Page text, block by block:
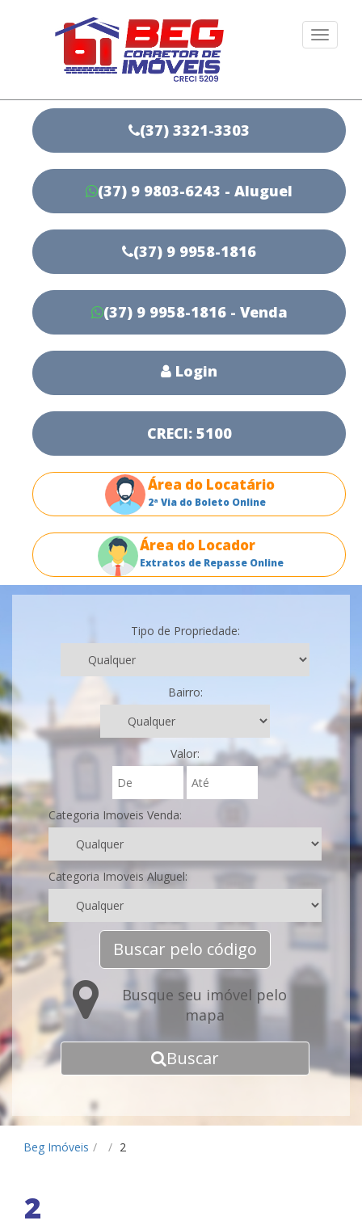
(37) 3321-3303
(37) 9 9803-6243 - Aluguel
(37) 9 9958-1816
(37) 9 9958-1816 - Venda
Login
CRECI: 5100
Área do Locatário
2ª Via do Boleto Online
Área do Locador
Extratos de Repasse Online
Tipo de Propriedade:
Bairro:
Valor:
Categoria Imoveis Venda:
Categoria Imoveis Aluguel:
Buscar pelo código
Busque seu imóvel pelo
mapa
Buscar
Beg Imóveis / / 2
2